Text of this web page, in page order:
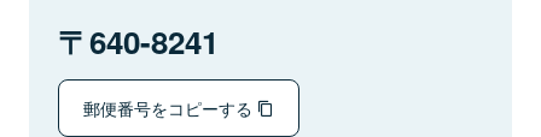
640-8241
郵便番号をコピーする